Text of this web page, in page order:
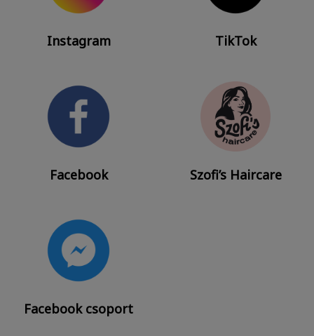
Instagram TikTok
Facebook Szofi’s Haircare
Facebook csoport